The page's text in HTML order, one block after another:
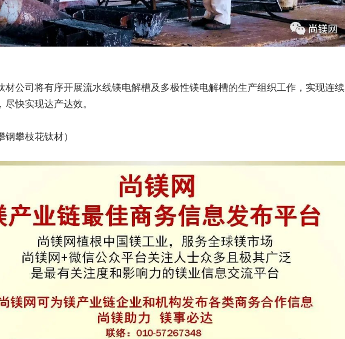
材公司将有序开展流水线镁电解槽及多极性镁电解槽的生产组织工作，实现连续
尽快实现达产达效。
钢攀枝花钛材）